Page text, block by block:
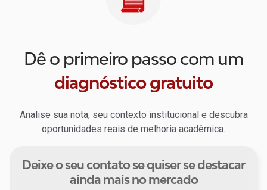
Dê o primeiro passo com um
diagnóstico gratuito
Analise sua nota, seu contexto institucional e descubra
oportunidades reais de melhoria acadêmica.
Deixe o seu contato se quiser se destacar
ainda mais no mercado